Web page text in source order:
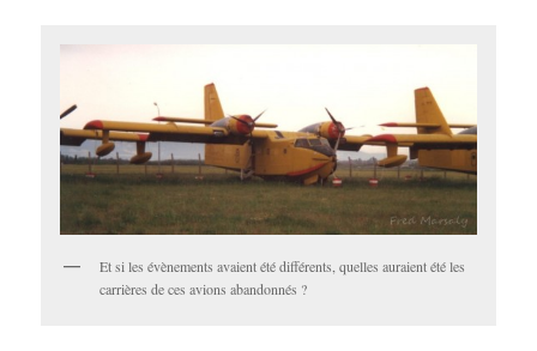
Et si les évènements avaient été différents, quelles auraient été les
carrières de ces avions abandonnés ?